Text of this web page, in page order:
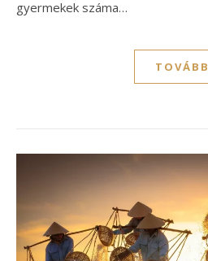
gyermekek száma…
TOVÁBB